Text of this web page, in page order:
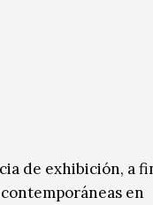
de exhibición, a
en